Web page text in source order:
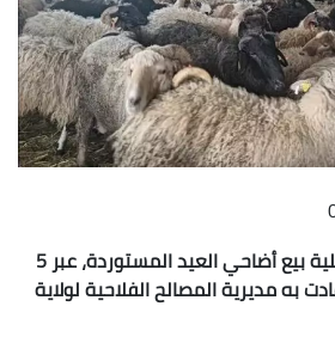
انطلقت بولاية عنابة عملية بيع أضاحي العيد المستوردة، عبر 5
مديرية المصالح الفلاحية لولاية